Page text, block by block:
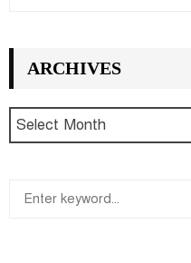
r
o
ARCHIVES